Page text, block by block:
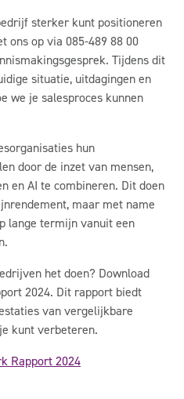
sterker kunt positioneren
ons op via 085-489 88 00
Tijdens dit
situatie, uitdagingen en
we je salesproces kunnen
hun
door de inzet van mensen,
en AI te combineren. Dit doen
maar met name
lange termijn vanuit een
het doen? Download
2024. Dit rapport biedt
van vergelijkbare
kunt verbeteren.
Rapport 2024